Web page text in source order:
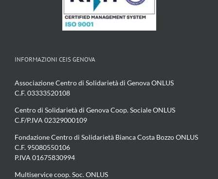
INFORMAZIONI CEIS GENOVA
Associazione Centro di Solidarietà di Genova ONLUS
C.F. 03333520108
Centro di Solidarietà di Genova Coop. Sociale ONLUS
C.F/P.IVA 02329000109
Fondazione Centro di Solidarietà Bianca Costa Bozzo ONLUS
C.F. 95080550106
P.IVA 01675830994
Multiservice coop. Soc. ONLUS